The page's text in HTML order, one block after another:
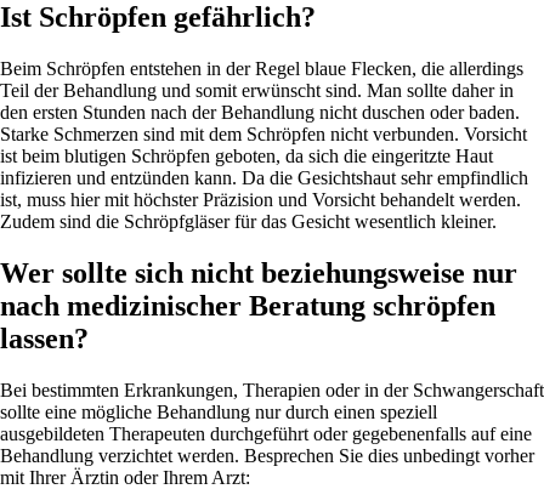
Ist Schröpfen gefährlich?
Beim Schröpfen entstehen in der Regel blaue Flecken, die allerdings
Teil der Behandlung und somit erwünscht sind. Man sollte daher in
den ersten Stunden nach der Behandlung nicht duschen oder baden.
Starke Schmerzen sind mit dem Schröpfen nicht verbunden. Vorsicht
ist beim blutigen Schröpfen geboten, da sich die eingeritzte Haut
infizieren und entzünden kann. Da die Gesichtshaut sehr empfindlich
ist, muss hier mit höchster Präzision und Vorsicht behandelt werden.
Zudem sind die Schröpfgläser für das Gesicht wesentlich kleiner.
Wer sollte sich nicht beziehungsweise nur
nach medizinischer Beratung schröpfen
lassen?
Bei bestimmten Erkrankungen, Therapien oder in der Schwangerschaft
sollte eine mögliche Behandlung nur durch einen speziell
ausgebildeten Therapeuten durchgeführt oder gegebenenfalls auf eine
Behandlung verzichtet werden. Besprechen Sie dies unbedingt vorher
mit Ihrer Ärztin oder Ihrem Arzt: